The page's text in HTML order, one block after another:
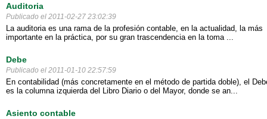
Auditoria
Publicado el 2011-02-27 23:02:39
La auditoria es una rama de la profesión contable, en la actualidad, la más
importante en la práctica, por su gran trascendencia en la toma ...
Debe
Publicado el 2011-01-10 22:57:59
En contabilidad (más concretamente en el método de partida doble), el
es la columna izquierda del Libro Diario o del Mayor, donde se an...
Asiento contable